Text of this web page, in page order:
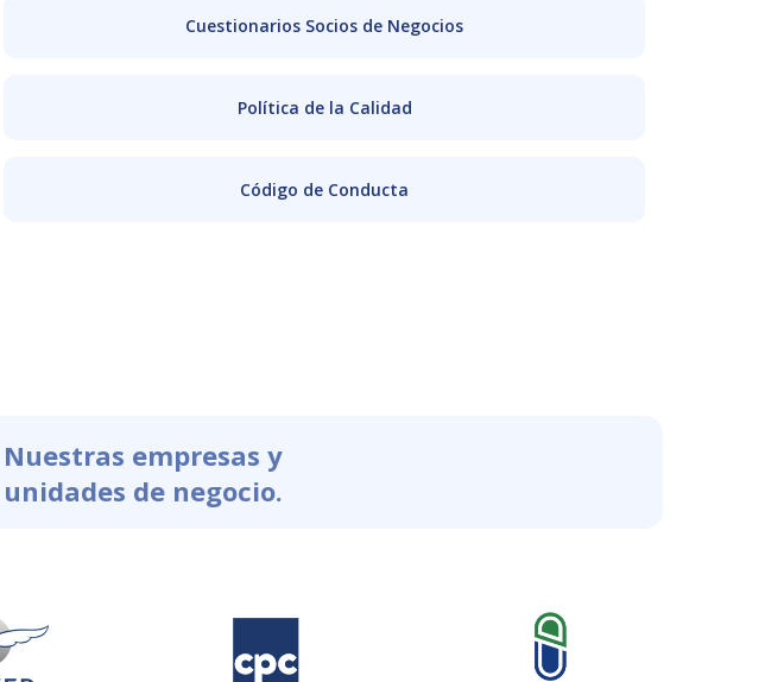
Cuestionarios Socios de Negocios
Política de la Calidad
Código de Conducta
Nuestras empresas y
unidades de negocio.